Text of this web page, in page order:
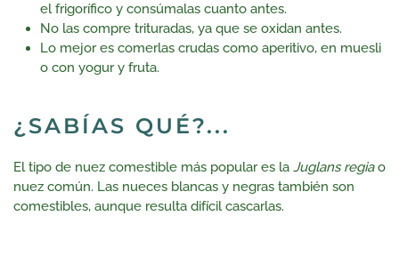
el frigorífico y consúmalas cuanto antes.
No las compre trituradas, ya que se oxidan antes.
Lo mejor es comerlas crudas como aperitivo, en muesli
o con yogur y fruta.
¿SABÍAS QUÉ?...
El tipo de nuez comestible más popular es la Juglans regiao
nuez común. Las nueces blancas y negras también son
comestibles, aunque resulta difícil cascarlas.